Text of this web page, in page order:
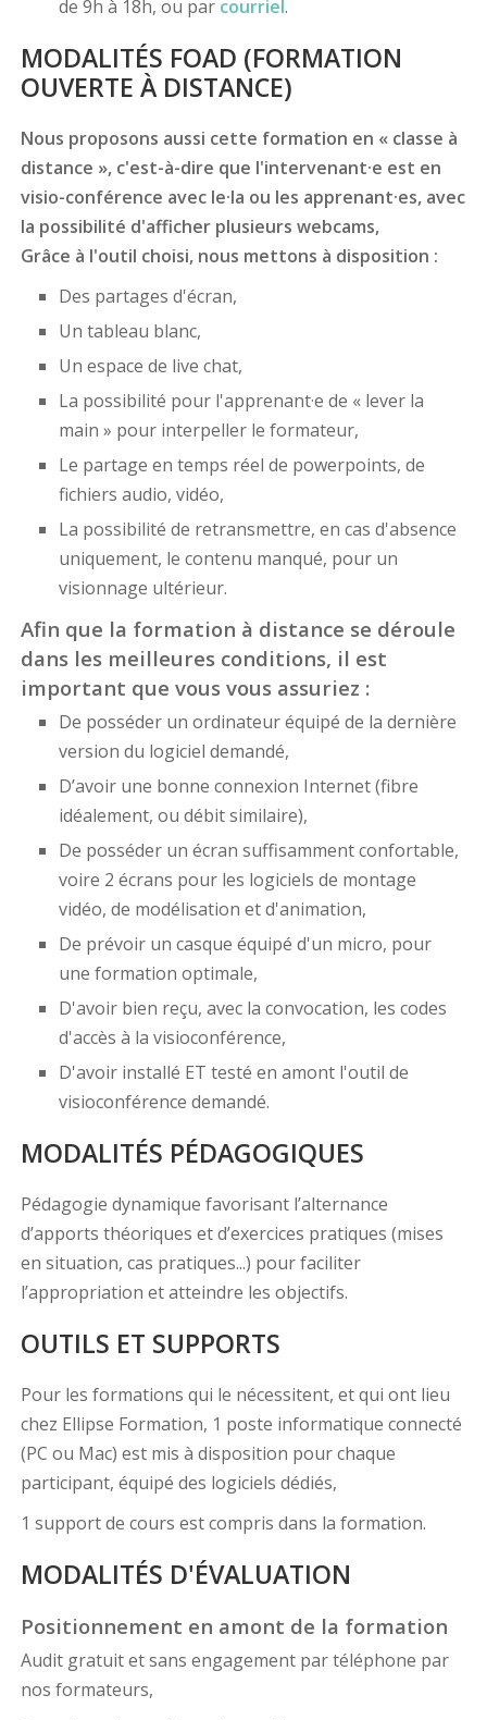
de 9h à 18h, ou par courriel.
MODALITÉS FOAD (FORMATION
OUVERTE À DISTANCE)
Nous proposons aussi cette formation en « classe à
distance », c'est-à-dire que l'intervenant·e est en
visio-conférence avec le·la ou les apprenant·es, avec
la possibilité d'afficher plusieurs webcams,
Grâce à l'outil choisi, nous mettons à disposition :
Des partages d'écran,
Un tableau blanc,
Un espace de live chat,
La possibilité pour l'apprenant·e de « lever la
main » pour interpeller le formateur,
Le partage en temps réel de powerpoints, de
fichiers audio, vidéo,
La possibilité de retransmettre, en cas d'absence
uniquement, le contenu manqué, pour un
visionnage ultérieur.
Afin que la formation à distance se déroule
dans les meilleures conditions, il est
important que vous vous assuriez :
De posséder un ordinateur équipé de la dernière
version du logiciel demandé,
D’avoir une bonne connexion Internet (fibre
idéalement, ou débit similaire),
De posséder un écran suffisamment confortable,
voire 2 écrans pour les logiciels de montage
vidéo, de modélisation et d'animation,
De prévoir un casque équipé d'un micro, pour
une formation optimale,
D'avoir bien reçu, avec la convocation, les codes
d'accès à la visioconférence,
D'avoir installé ET testé en amont l'outil de
visioconférence demandé.
MODALITÉS PÉDAGOGIQUES
Pédagogie dynamique favorisant l’alternance
d’apports théoriques et d’exercices pratiques (mises
en situation, cas pratiques...) pour faciliter
l’appropriation et atteindre les objectifs.
OUTILS ET SUPPORTS
Pour les formations qui le nécessitent, et qui ont lieu
chez Ellipse Formation, 1 poste informatique connecté
(PC ou Mac) est mis à disposition pour chaque
participant, équipé des logiciels dédiés,
1 support de cours est compris dans la formation.
MODALITÉS D'ÉVALUATION
Positionnement en amont de la formation
Audit gratuit et sans engagement par téléphone par
nos formateurs,